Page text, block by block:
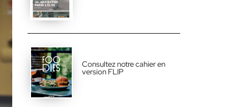
Consultez notre cahier en
version FLIP